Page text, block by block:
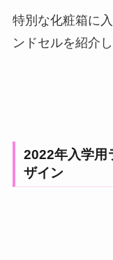
特別な化粧箱に
ンドセルを紹介
2022年入学
ザイン